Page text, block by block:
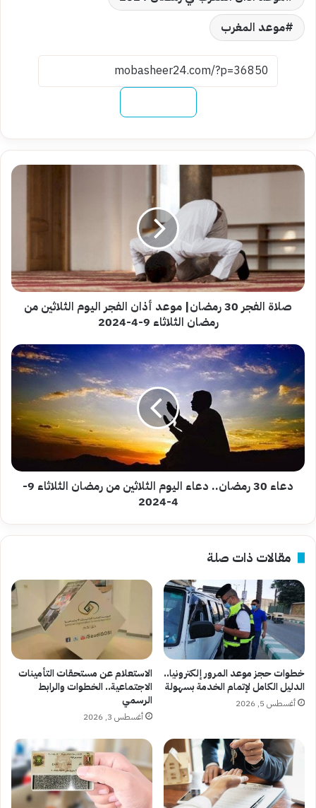
موعد المغرب
صلاة
موعد
أذان
الفجر
اليوم
الثلاثين
من
9-
4-
2024
صلاة الفجر 30 رمضان| موعد أذان الفجر اليوم الثلاثين من
رمضان الثلاثاء 9-4-2024
دعاء
30
رمضان..
دعاء
اليوم
الثلاثين
من
رمضان
الثلاثاء
دعاء 30 رمضان.. دعاء اليوم الثلاثين من رمضان الثلاثاء 9-
4-2024
مقالات ذات صلة
خطوات حجز موعد المرور إلكترونيا..
الدليل الكامل لإتمام الخدمة بسهولة
أغسطس 5, 2026
الاستعلام عن مستحقات التأمينات
الاجتماعية.. الخطوات والرابط
الرسمي
أغسطس 3, 2026